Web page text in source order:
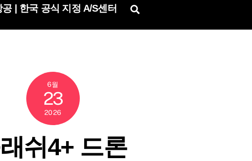
| 한국 공식 지정 A/S센터
6월
23
2026
쉬4+ 드론